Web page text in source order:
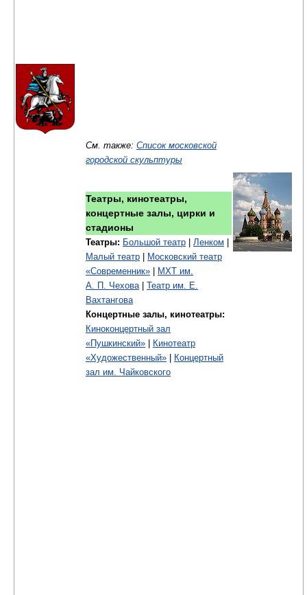
См. также: Список московской
городской скульптуры
Театры, кинотеатры,
концертные залы, цирки и
стадионы
Театры: Большой театр | Ленком |
Малый театр | Московский театр
«Современник» | МХТ им.
А. П. Чехова | Театр им. Е.
Вахтангова
Концертные залы, кинотеатры:
Киноконцертный зал
«Пушкинский» | Кинотеатр
«Художественный» | Концертный
зал им. Чайковского